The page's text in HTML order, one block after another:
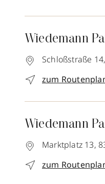
Wiedemann
Schloßstraße 14,
zum
Wiedemann
Marktplatz 13,
zum